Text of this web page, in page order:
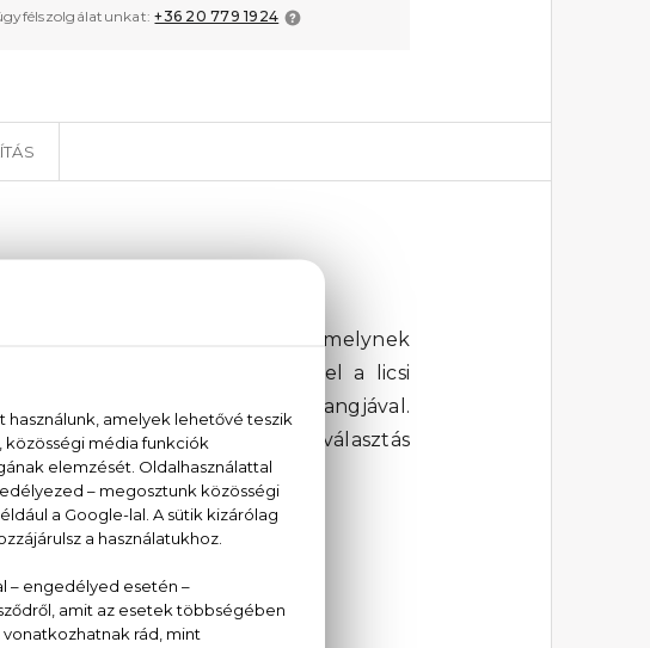
+36 20 779 1924
szellemét megragadó illat, melynek
és az áfonya jegyeit tárják fel a licsi
mégis bársonyos összhangjával.
hagynak maguk után. Ideális választás
köszönhetően.